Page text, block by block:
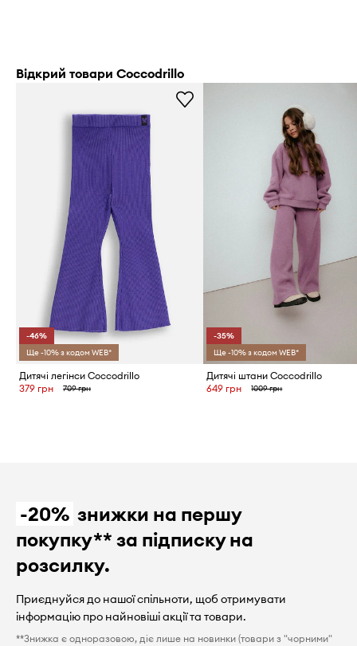
Відкрий товари Coccodrillo
-46%
Ще -10% з кодом WEB*
Дитячі легінси Coccodrillo
379 грн
709 грн
-35%
Ще -10% з кодом WEB*
Дитячі штани Coccodrillo
649 грн
1009 грн
-20% знижки на першу
покупку** за підписку на
розсилку.
Приєднуйся до нашої спільноти, щоб отримувати
інформацію про найновіші акції та товари.
**Знижка є одноразовою, діє лише на новинки (товари з "чорними"